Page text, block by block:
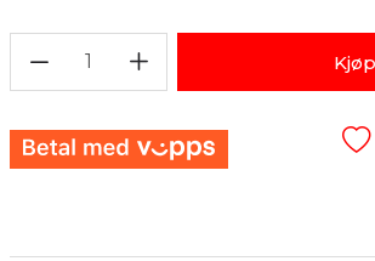
1 Kjøp